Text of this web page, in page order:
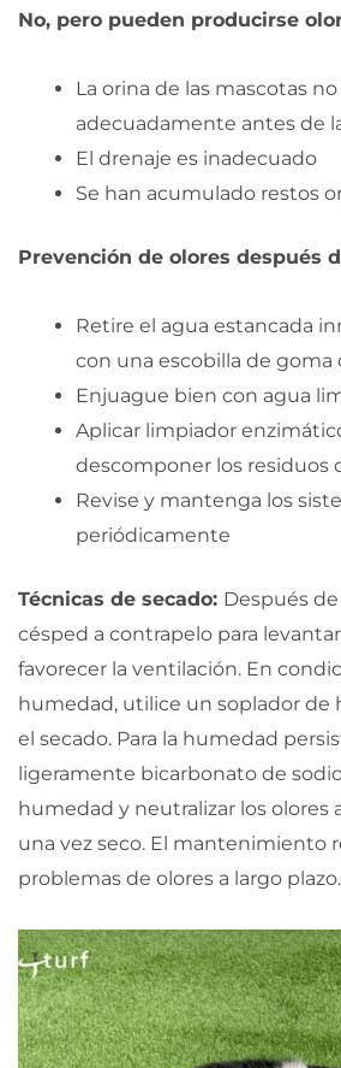
No, pero pueden producirse
La orina de las mascotas
adecuadamente antes de
El drenaje es inadecuado
Se han acumulado restos
Prevención de olores después
Retire el agua estancada
con una escobilla de goma
Enjuague bien con agua
Aplicar limpiador
descomponer los residuos
Revise y mantenga los
periódicamente
Técnicas de secado: Después
césped a contrapelo para
favorecer la ventilación. En
humedad, utilice un soplador de
el secado. Para la humedad
ligeramente bicarbonato de
humedad y neutralizar los olores
una vez seco. El mantenimiento
problemas de olores a largo plazo.